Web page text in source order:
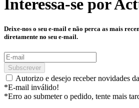
Interessa-se por
Deixe-nos o seu e-mail e não perca as mais
diretamente no seu e-mail.
Subscrever
Autorizo e desejo receber novidades
*E-mail inválido!
*Erro ao submeter o pedido, tente mais